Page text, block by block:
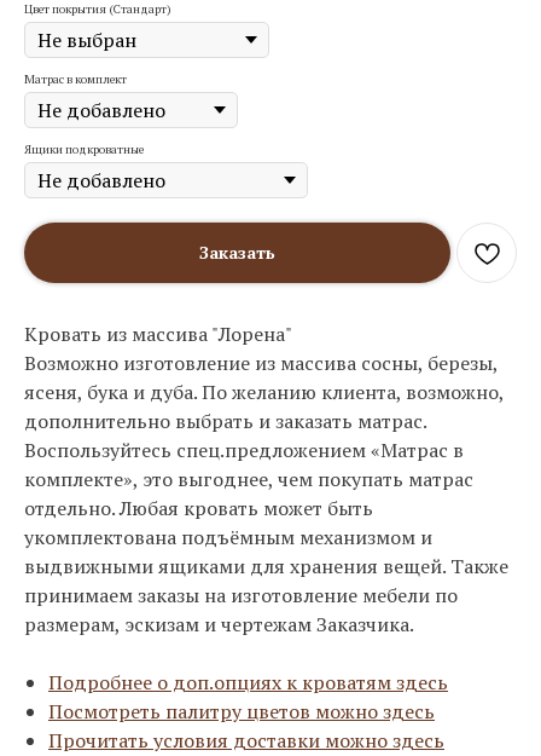
Цвет покрытия (Стандарт)
Матрас в комплект
Ящики подкроватные
Заказать
Кровать из массива "Лорена"
Возможно изготовление из массива сосны, березы,
ясеня, бука и дуба. По желанию клиента, возможно,
дополнительно выбрать и заказать матрас.
Воспользуйтесь спец.предложением «Матрас в
комплекте», это выгоднее, чем покупать матрас
отдельно. Любая кровать может быть
укомплектована подъёмным механизмом и
выдвижными ящиками для хранения вещей. Также
принимаем заказы на изготовление мебели по
размерам, эскизам и чертежам Заказчика.
Подробнее о доп.опциях к кроватям здесь
Посмотреть палитру цветов можно здесь
Прочитать условия доставки можно здесь